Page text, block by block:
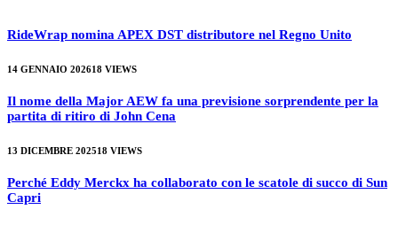
RideWrap nomina APEX DST distributore nel Regno Unito
14 GENNAIO 202618 VIEWS
Il nome della Major AEW fa una previsione sorprendente per la
partita di ritiro di John Cena
13 DICEMBRE 202518 VIEWS
Perché Eddy Merckx ha collaborato con le scatole di succo di Sun
Capri